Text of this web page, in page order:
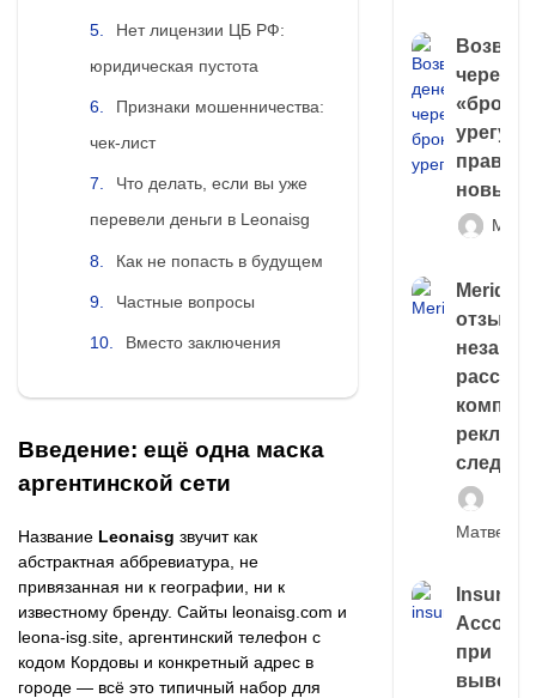
Нет лицензии ЦБ РФ:
юридическая пустота
Признаки мошенничества:
чек-лист
Что делать, если вы уже
перевели деньги в Leonaisg
Как не попасть в будущем
Частные вопросы
Вместо заключения
Введение: ещё одна маска
аргентинской сети
Название Leonaisg звучит как
абстрактная аббревиатура, не
привязанная ни к географии, ни к
известному бренду. Сайты leonaisg.com и
leona-isg.site, аргентинский телефон с
кодом Кордовы и конкретный адрес в
городе — всё это типичный набор для
через
правда
новый
следа
Матвей
Account
при
выводе